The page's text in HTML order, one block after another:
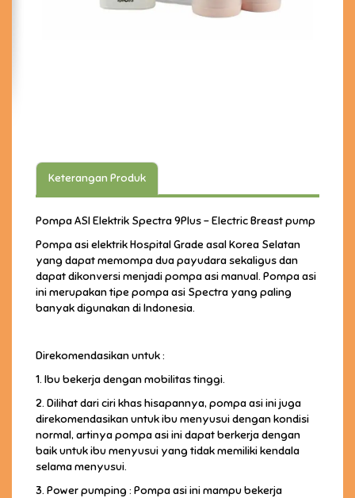
Keterangan Produk
Pompa ASI Elektrik Spectra 9Plus - Electric Breast pump
Pompa asi elektrik Hospital Grade asal Korea Selatan
yang dapat memompa dua payudara sekaligus dan
dapat dikonversi menjadi pompa asi manual. Pompa asi
ini merupakan tipe pompa asi Spectra yang paling
banyak digunakan di Indonesia.
Direkomendasikan untuk :
1. Ibu bekerja dengan mobilitas tinggi.
2. Dilihat dari ciri khas hisapannya, pompa asi ini juga
direkomendasikan untuk ibu menyusui dengan kondisi
normal, artinya pompa asi ini dapat berkerja dengan
baik untuk ibu menyusui yang tidak memiliki kendala
selama menyusui.
3. Power pumping : Pompa asi ini mampu bekerja